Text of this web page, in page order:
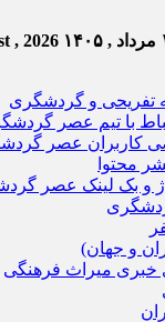
, 2026
تفریحی و گردشگری
با تیم عصر
کاربران عصر
محتوا
و بک لینک عصر
و جهان)
میراث فرهنگی